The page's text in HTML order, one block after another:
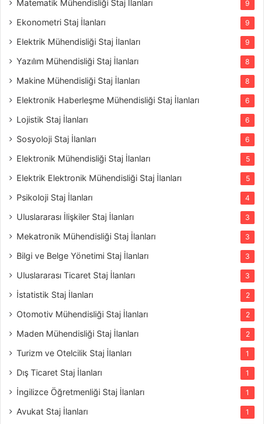
Matematik Mühendisliği Staj İlanları 9
Ekonometri Staj İlanları 9
Elektrik Mühendisliği Staj İlanları 9
Yazılım Mühendisliği Staj İlanları 8
Makine Mühendisliği Staj İlanları 8
Elektronik Haberleşme Mühendisliği Staj İlanları 6
Lojistik Staj İlanları 6
Sosyoloji Staj İlanları 6
Elektronik Mühendisliği Staj İlanları 5
Elektrik Elektronik Mühendisliği Staj İlanları 5
Psikoloji Staj İlanları 4
Uluslararası İlişkiler Staj İlanları 3
Mekatronik Mühendisliği Staj İlanları 3
Bilgi ve Belge Yönetimi Staj İlanları 3
Uluslararası Ticaret Staj İlanları 3
İstatistik Staj İlanları 2
Otomotiv Mühendisliği Staj İlanları 2
Maden Mühendisliği Staj İlanları 2
Turizm ve Otelcilik Staj İlanları 1
Dış Ticaret Staj İlanları 1
İngilizce Öğretmenliği Staj İlanları 1
Avukat Staj İlanları 1